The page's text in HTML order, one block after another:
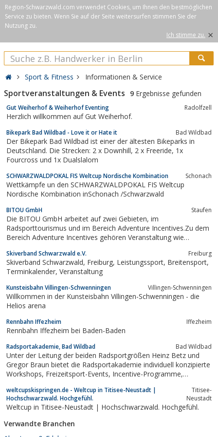
Region-Schwarzwald.com verwendet Cookies, um Ihnen den bestmöglichen
Service zu bieten. Wenn Sie auf der Seite weitersurfen stimmen Sie der
Nutzung zu.
Ich stimme zu. ×
Sport & Fitness Informationen & Service
Sportveranstaltungen & Events 9 Ergebnisse gefunden
Gut Weiherhof & Weiherhof Eventing Radolfzell
Herzlich willkommen auf Gut Weiherhof.
Bikepark Bad Wildbad - Love it or Hate it Bad Wildbad
Der Bikepark Bad Wildbad ist einer der ältesten Bikeparks in
Deutschland. Die Strecken: 2 x Downhill, 2 x Freeride, 1x
Fourcross und 1x Dualslalom
SCHWARZWALDPOKAL FIS Weltcup Nordische Kombination Schonach
Wettkämpfe un den SCHWARZWALDPOKAL FIS Weltcup
Nordische Kombination inSchonach /Schwarzwald
BITOU GmbH Staufen
Die BITOU GmbH arbeitet auf zwei Gebieten, im
Radsporttourismus und im Bereich Adventure Incentives.Zu dem
Bereich Adventure Incentives gehören Veranstaltung wie
floßbauen und Floßfahren und noch vieles mehr.Die Events
eignen sich hervorragend als Rahmenprogramm...
Skiverband Schwarzwald e.V. Freiburg
Skiverband Schwarzwald, Freiburg, Leistungssport, Breitensport,
Terminkalender, Veranstaltung
Kunsteisbahn Villingen-Schwenningen Villingen-Schwenningen
Willkommen in der Kunsteisbahn Villingen-Schwenningen - die
Helios arena
Rennbahn Iffezheim Iffezheim
Rennbahn Iffezheim bei Baden-Baden
Radsportakademie, Bad Wildbad Bad Wildbad
Unter der Leitung der beiden Radsportgrößen Heinz Betz und
Gregor Braun bietet die Radsportakademie individuell konzipierte
Workshops, Freizeitsport-Events, Incentive-Programme,
weltcupskispringen.de - Weltcup in Titisee-Neustadt |
Hochschwarzwald. Hochgefühl.
Titisee-
Neustadt
Weltcup in Titisee-Neustadt | Hochschwarzwald. Hochgefühl.
Verwandte Branchen